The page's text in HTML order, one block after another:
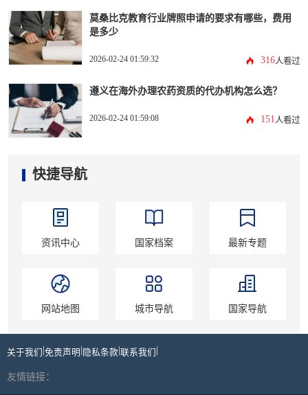
莫桑比克教育行业牌照申请的要求有哪些，费用
是多少
2026-02-24 01:59:32 316人看过
遵义在海外办理农药资质的代办机构怎么选？
2026-02-24 01:59:08 151人看过
快捷导航
资讯中心 国家档案 最新专题
网站地图 城市导航 国家导航
关于我们 免责声明 隐私条款 联系我们
友情链接：